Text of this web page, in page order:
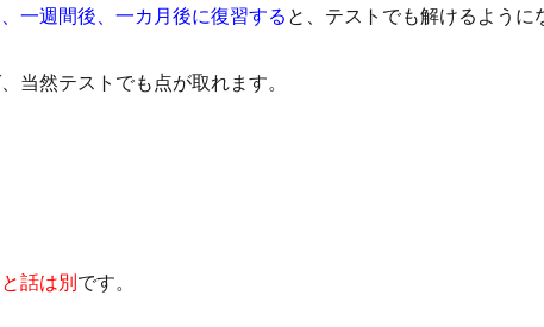
一週間後、一カ月後に復習する と、テストでも解けるように
当然テストでも点が取れます。
話は別 です。